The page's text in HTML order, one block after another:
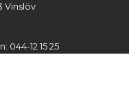
Vinslöv
044-12 15 25